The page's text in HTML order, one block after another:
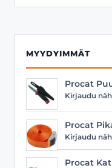
MYYDYIMMÄT
Procat
Kirjaudu
Procat
Kirjaudu
Procat